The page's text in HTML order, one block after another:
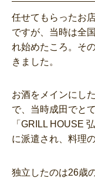
任せてもらったお
ですが、当時は全
れ始めたころ。そ
きました。
お酒をメインにし
で、当時成田でと
「GRILL HOUSE
に派遣され、料理
独立したのは26歳